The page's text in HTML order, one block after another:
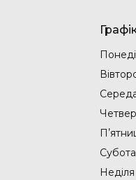
Четвер
Субота
Неділя